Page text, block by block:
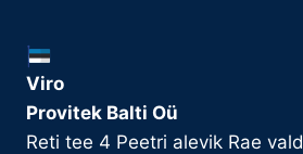
Viro
Provitek Balti Oü
Reti tee 4 Peetri alevik Rae vald